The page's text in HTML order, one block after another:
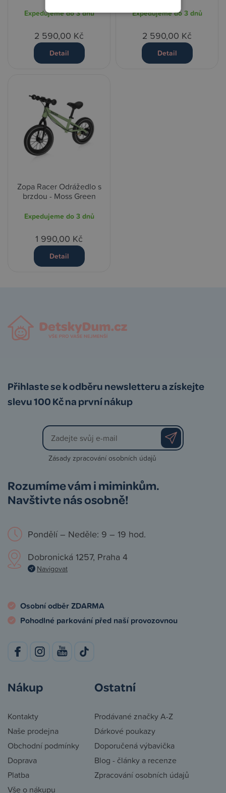
Expedujeme do 3 dnů
2 590,00 Kč
Detail
Expedujeme do 3 dnů
2 590,00 Kč
Detail
Zopa Racer Odrážedlo s
brzdou - Moss Green
Expedujeme do 3 dnů
1 990,00 Kč
Detail
Přihlaste se k odběru newsletteru a získejte
slevu 100 Kč na první nákup
Zásady zpracování osobních údajů
Rozumíme vám i miminkům.
Navštivte nás osobně!
Pondělí – Neděle: 9 – 19 hod.
Dobronická 1257, Praha 4
Navigovat
Osobní odběr ZDARMA
Pohodlné parkování před naší provozovnou
Nákup
Kontakty
Naše prodejna
Obchodní podmínky
Doprava
Platba
Vše o nákupu
Ostatní
Prodávané značky A-Z
Dárkové poukazy
Doporučená výbavička
Blog - články a recenze
Zpracování osobních údajů